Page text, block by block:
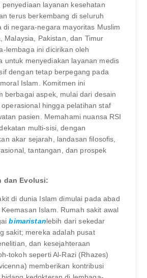
penyediaan layanan kesehatan
terus berkembang di seluruh
di negara-negara mayoritas Muslim
Malaysia, Pakistan, dan Timur
lembaga ini dicirikan oleh
untuk menyediakan layanan medis
dengan tetap berpegang pada
Islam. Komitmen ini
berbagai aspek, mulai dari desain
hingga pelatihan staf
pasien. Memahami nuansa RSI
multi-sisi, dengan
akar sejarah, landasan filosofis,
tantangan, dan prospek
dan Evolusi:
di dunia Islam dimulai pada abad
Islam. Rumah sakit awal
bimaristanlebih dari sekedar
sakit; mereka adalah pusat
dan kesejahteraan
tokoh seperti Al-Razi (Rhazes)
memberikan kontribusi